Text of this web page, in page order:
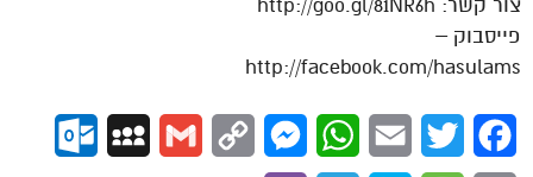
צור קשר: http://goo.gl/81NR6h
פייסבוק –
http://facebook.com/hasulams
Facebook
Twitter
Email
WhatsApp
Messenger
Copy
Gmail
MySpace